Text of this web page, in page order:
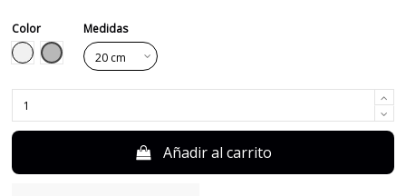
Color
Blanco Gris
Medidas
Añadir al carrito